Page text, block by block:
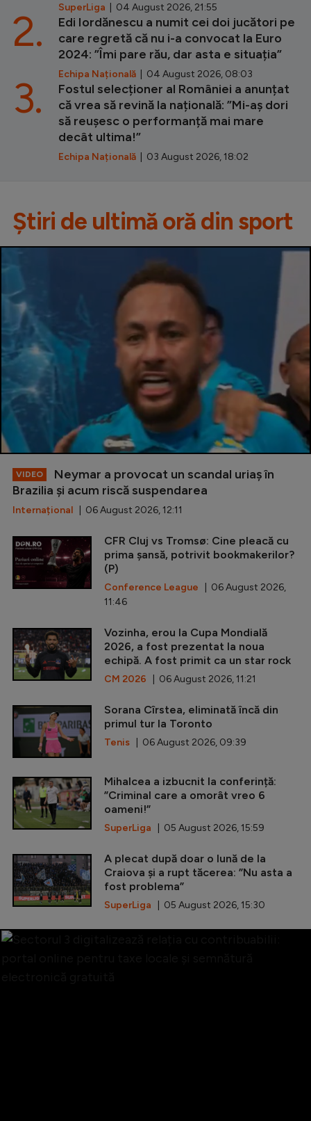
SuperLiga | 04 August 2026, 21:55
Edi Iordănescu a numit cei doi jucători pe
care regretă că nu i-a convocat la Euro
2024: ”Îmi pare rău, dar asta e situația”
Echipa Națională | 04 August 2026, 08:03
2.
Fostul selecționer al României a anunțat
că vrea să revină la națională: ”Mi-aș dori
să reușesc o performanță mai mare
decât ultima!”
Echipa Națională | 03 August 2026, 18:02
3.
Știri de ultimă oră din sport
VIDEO
Neymar a provocat un scandal uriaș în
Brazilia și acum riscă suspendarea
Internațional | 06 August 2026, 12:11
CFR Cluj vs Tromsø: Cine pleacă cu
prima șansă, potrivit bookmakerilor?
(P)
Conference League | 06 August 2026,
11:46
Vozinha, erou la Cupa Mondială
2026, a fost prezentat la noua
echipă. A fost primit ca un star rock
CM 2026 | 06 August 2026, 11:21
Sorana Cîrstea, eliminată încă din
primul tur la Toronto
Tenis | 06 August 2026, 09:39
Mihalcea a izbucnit la conferință:
”Criminal care a omorât vreo 6
oameni!”
SuperLiga | 05 August 2026, 15:59
A plecat după doar o lună de la
Craiova și a rupt tăcerea: ”Nu asta a
fost problema”
SuperLiga | 05 August 2026, 15:30